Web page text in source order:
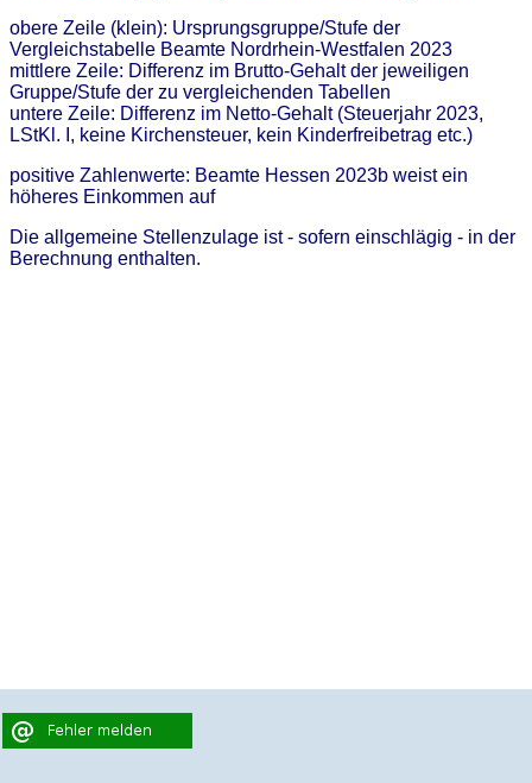
obere Zeile (klein): Ursprungsgruppe/Stufe der
Vergleichstabelle Beamte Nordrhein-Westfalen 2023
mittlere Zeile: Differenz im Brutto-Gehalt der jeweiligen
Gruppe/Stufe der zu vergleichenden Tabellen
untere Zeile: Differenz im Netto-Gehalt (Steuerjahr 2023,
LStKl. I, keine Kirchensteuer, kein Kinderfreibetrag etc.)
positive Zahlenwerte: Beamte Hessen 2023b weist ein
höheres Einkommen auf
Die allgemeine Stellenzulage ist - sofern einschlägig - in der
Berechnung enthalten.